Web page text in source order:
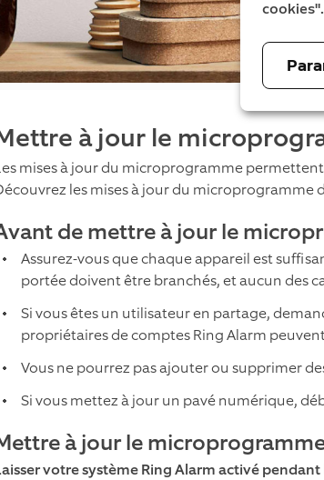
à jour le
mises à jour du microprogramme
les mises à jour du microprogramme
de mettre à jour le
Assurez-vous que chaque appareil est
portée doivent être branchés, et aucun des
Si vous êtes un utilisateur en partage,
propriétaires de comptes Ring Alarm
Vous ne pourrez pas ajouter ou supprimer
Si vous mettez à jour un pavé numérique,
à jour le
votre système Ring Alarm activé
cookies".